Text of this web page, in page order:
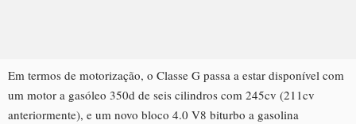
Em termos de motorização, o Classe G passa a estar disponível com
um motor a gasóleo 350d de seis cilindros com 245cv (211cv
anteriormente), e um novo bloco 4.0 V8 biturbo a gasolina